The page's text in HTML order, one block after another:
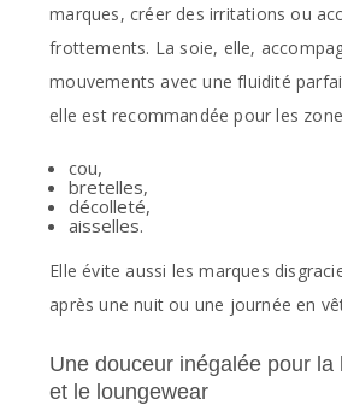
marques, créer des irritations ou
frottements. La soie, elle,
mouvements avec une fluidité
elle est recommandée pour les
cou,
bretelles,
décolleté,
aisselles.
Elle évite aussi les marques
après une nuit ou une journée en
Une douceur inégalée pour la
et le loungewear